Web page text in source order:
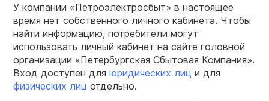
У компании «Петроэлектросбыт» в настоящее
время нет собственного личного кабинета. Чтобы
найти информацию, потребители могут
использовать личный кабинет на сайте головной
организации «Петербургская Сбытовая Компания».
Вход доступен для юридических лиц и для
физических лиц отдельно.